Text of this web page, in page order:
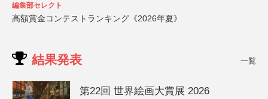
編集部セレクト
高額賞金コンテストランキング《2026年夏》
結果発表 一覧
第22回 世界絵画大賞展 2026